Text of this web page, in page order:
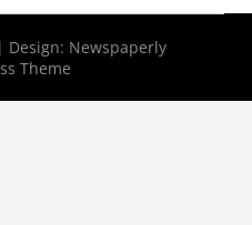
| Design: Newspaperly
Theme